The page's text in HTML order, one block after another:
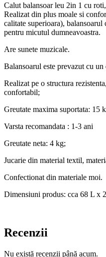
Calut balansoar leu 2in 1 cu
Realizat din plus moale si
calitate superioara),
pentru micutul dumneavoastra.
Are sunete muzicale.
Balansoarul este prevazut cu
Realizat pe o structura
confortabil;
Greutate maxima suportata: 15
Varsta recomandata : 1-3 ani
Greutate neta: 4 kg;
Jucarie din material textil,
Confectionat din materiale moi.
Dimensiuni produs: cca 68 L x
Recenzii
Nu există recenzii până acum.